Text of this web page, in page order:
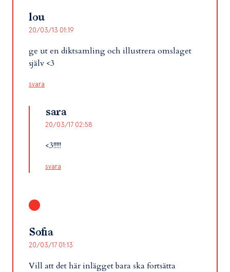
lou
20/03/13 01:19
ge ut en diktsamling och illustrera omslaget
själv <3
svara
sara
20/03/17 02:58
<3!!!!!
svara
Sofia
20/03/17 01:13
Vill att det här inlägget bara ska fortsätta